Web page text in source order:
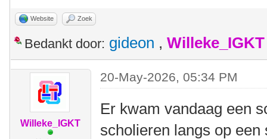
Website Zoek
Bedankt door: gideon , Willeke_IGKT
Willeke_IGKT
20-May-2026, 05:34 PM
Er kwam vandaag een
scholieren langs op